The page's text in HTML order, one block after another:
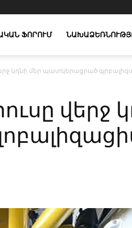
ՖՈՐՈՒՄ
կդնի մեր պատկերացրած
վերջ